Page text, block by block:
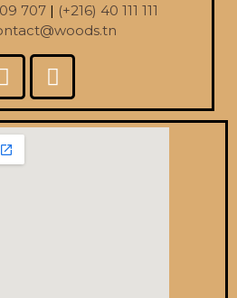
707 | (+216) 40 111 111